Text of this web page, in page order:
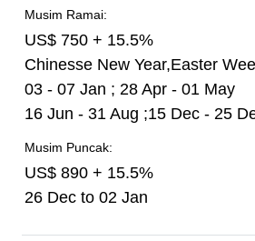
Musim Ramai:
US$ 750 + 15.5%
Chinesse New Year,Easter
03 - 07 Jan ; 28 Apr - 01 May
16 Jun - 31 Aug ;15 Dec - 25
Musim Puncak:
US$ 890 + 15.5%
26 Dec to 02 Jan